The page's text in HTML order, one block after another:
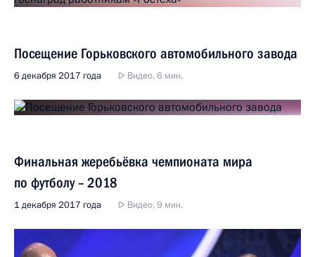
Посещение Горьковского автомобильного завода
6 декабря 2017 года Видео, 6 мин.
Финальная жеребьёвка чемпионата мира
по футболу – 2018
1 декабря 2017 года Видео, 9 мин.